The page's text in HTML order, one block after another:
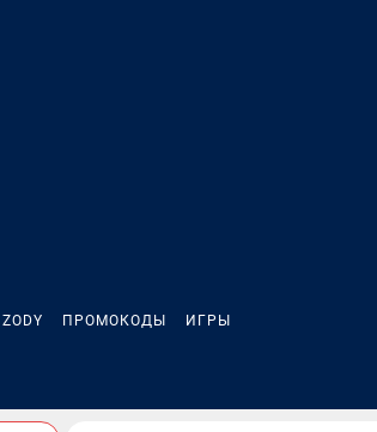
ZODY ПРОМОКОДЫ ИГРЫ